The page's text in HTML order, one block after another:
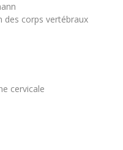
corps vertébraux
cervicale